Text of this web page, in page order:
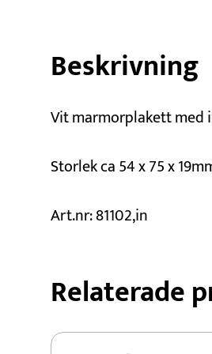
Beskrivning
Vit marmorplakett med
Storlek ca 54 x 75 x
Art.nr: 81102,in
Relaterade